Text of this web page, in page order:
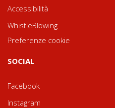
Accessibilità
WhistleBlowing
Preferenze cookie
SOCIAL
Facebook
Instagram